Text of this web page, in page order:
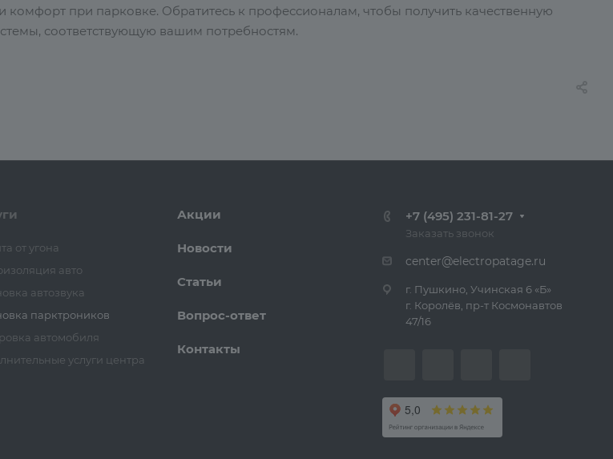
комфорт при парковке. Обратитесь к профессионалам, чтобы получить качественную
соответствующую вашим потребностям.
от угона
авто
автозвука
парктроников
автомобиля
услуги центра
Акции
Новости
Статьи
Вопрос-ответ
Контакты
+7 (495) 231-81-27
Заказать звонок
center@electropatage.ru
г. Пушкино, Учинская 6 «Б»
г. Королёв, пр-т Космонавтов
47/16